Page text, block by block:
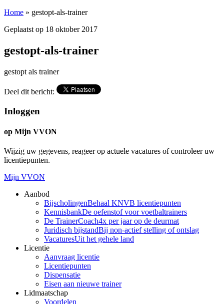
Home » gestopt-als-trainer
Geplaatst op 18 oktober 2017
gestopt-als-trainer
gestopt als trainer
Deel dit bericht:
Inloggen
op Mijn VVON
Wijzig uw gegevens, reageer op actuele vacatures of controleer uw
licentiepunten.
Mijn VVON
Aanbod
BijscholingenBehaal KNVB licentiepunten
KennisbankDe oefenstof voor voetbaltrainers
De TrainerCoach4x per jaar op de deurmat
Juridisch bijstandBij non-actief stelling of ontslag
VacaturesUit het gehele land
Licentie
Aanvraag licentie
Licentiepunten
Dispensatie
Eisen aan nieuwe trainer
Lidmaatschap
Voordelen